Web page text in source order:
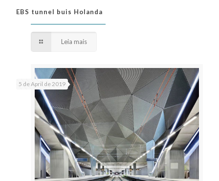
EBS tunnel buis Holanda
EBS tunnel buis Holanda
Leia mais
5 de April de 2019